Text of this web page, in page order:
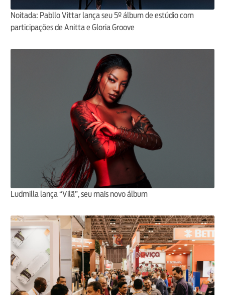
Noitada: Pabllo Vittar lança seu 5º álbum de estúdio com
participações de Anitta e Gloria Groove
Ludmilla lança “Vilã”, seu mais novo álbum